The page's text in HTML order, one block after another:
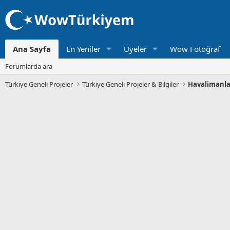
Ana Sayfa En Yeniler Üyeler Wow Fotoğraf
Forumlarda ara
Türkiye Geneli Projeler
Türkiye Geneli Projeler & Bilgiler